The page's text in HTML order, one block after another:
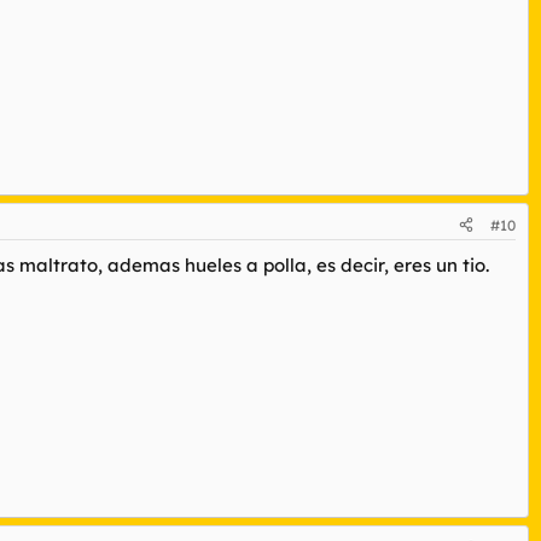
#10
maltrato, ademas hueles a polla, es decir, eres un tio.